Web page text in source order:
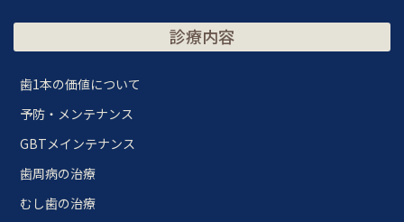
診療内容
歯1本の価値について
予防・メンテナンス
GBTメインテナンス
歯周病の治療
むし歯の治療